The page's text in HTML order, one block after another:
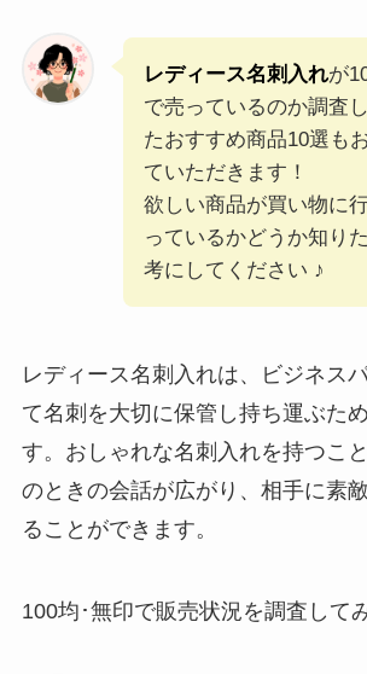
レディース名刺入れが
で売っているのか調査
たおすすめ商品10選も
ていただきます！
欲しい商品が買い物に
っているかどうか知り
考にしてください ♪
レディース名刺入れは、ビジネス
て名刺を大切に保管し持ち運ぶた
す。おしゃれな名刺入れを持つこ
のときの会話が広がり、相手に素
ることができます。
100均･無印で販売状況を調査して